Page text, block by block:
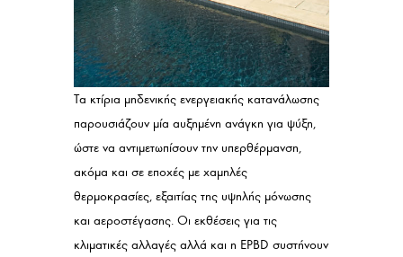
Τα κτίρια μηδενικής ενεργειακής κατανάλωσης
παρουσιάζουν μία αυξημένη ανάγκη για ψύξη,
ώστε να αντιμετωπίσουν την υπερθέρμανση,
ακόμα και σε εποχές με χαμηλές
θερμοκρασίες, εξαιτίας της υψηλής μόνωσης
και αεροστέγασης. Οι εκθέσεις για τις
κλιματικές αλλαγές αλλά και η EPBD συστήνουν